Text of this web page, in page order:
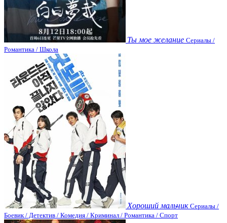
Ты мое желание Сериалы /
Романтика / Школа
Хороший мальчик Сериалы /
Боевик / Детектив / Комедия / Криминал / Романтика / Спорт